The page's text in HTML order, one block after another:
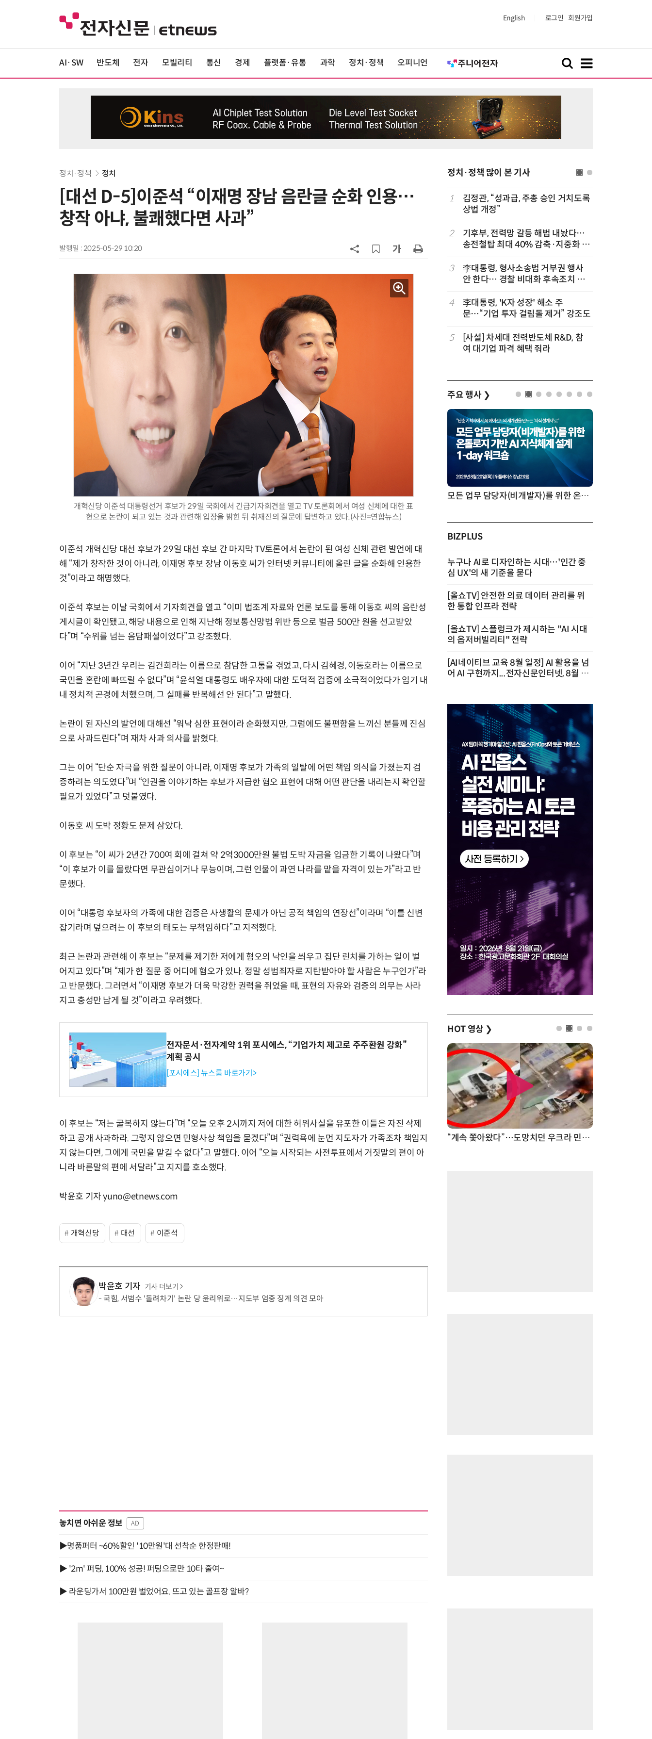
English 로그인 회원가입
AI·SW 반도체 전자 모빌리티 통신 경제 플랫폼·유통 과학 정치·정책 오피니언
정치·정책 정치
[대선 D-5]이준석 “이재명 장남 음란글 순화 인용…
창작 아냐, 불쾌했다면 사과”
발행일 : 2025-05-29 10:20
개혁신당 이준석 대통령선거 후보가 29일 국회에서 긴급기자회견을 열고 TV 토론회에서 여성 신체에 대한 표
현으로 논란이 되고 있는 것과 관련해 입장을 밝힌 뒤 취재진의 질문에 답변하고 있다.(사진=연합뉴스)
이준석 개혁신당 대선 후보가 29일 대선 후보 간 마지막 TV토론에서 논란이 된 여성 신체 관련 발언에 대
해 “제가 창작한 것이 아니라, 이재명 후보 장남 이동호 씨가 인터넷 커뮤니티에 올린 글을 순화해 인용한
것”이라고 해명했다.
이준석 후보는 이날 국회에서 기자회견을 열고 “이미 법조계 자료와 언론 보도를 통해 이동호 씨의 음란성
게시글이 확인됐고, 해당 내용으로 인해 지난해 정보통신망법 위반 등으로 벌금 500만 원을 선고받았
다”며 “수위를 넘는 음담패설이었다”고 강조했다.
이어 “지난 3년간 우리는 김건희라는 이름으로 참담한 고통을 겪었고, 다시 김혜경, 이동호라는 이름으로
국민을 혼란에 빠뜨릴 수 없다”며 “윤석열 대통령도 배우자에 대한 도덕적 검증에 소극적이었다가 임기 내
내 정치적 곤경에 처했으며, 그 실패를 반복해선 안 된다”고 말했다.
논란이 된 자신의 발언에 대해선 “워낙 심한 표현이라 순화했지만, 그럼에도 불편함을 느끼신 분들께 진심
으로 사과드린다”며 재차 사과 의사를 밝혔다.
그는 이어 “단순 자극을 위한 질문이 아니라, 이재명 후보가 가족의 일탈에 어떤 책임 의식을 가졌는지 검
증하려는 의도였다”며 “인권을 이야기하는 후보가 저급한 혐오 표현에 대해 어떤 판단을 내리는지 확인할
필요가 있었다”고 덧붙였다.
이동호 씨 도박 정황도 문제 삼았다.
이 후보는 “이 씨가 2년간 700여 회에 걸쳐 약 2억3000만원 불법 도박 자금을 입금한 기록이 나왔다”며
“이 후보가 이를 몰랐다면 무관심이거나 무능이며, 그런 인물이 과연 나라를 맡을 자격이 있는가”라고 반
문했다.
이어 “대통령 후보자의 가족에 대한 검증은 사생활의 문제가 아닌 공적 책임의 연장선”이라며 “이를 신변
잡기라며 덮으려는 이 후보의 태도는 무책임하다”고 지적했다.
최근 논란과 관련해 이 후보는 “문제를 제기한 저에게 혐오의 낙인을 씌우고 집단 린치를 가하는 일이 벌
어지고 있다”며 “제가 한 질문 중 어디에 혐오가 있나. 정말 성범죄자로 지탄받아야 할 사람은 누구인가”라
고 반문했다. 그러면서 “이재명 후보가 더욱 막강한 권력을 쥐었을 때, 표현의 자유와 검증의 의무는 사라
지고 충성만 남게 될 것”이라고 우려했다.
전자문서·전자계약 1위 포시에스, “기업가치 제고로 주주환원 강화”
계획 공시
[포시에스] 뉴스룸 바로가기>
이 후보는 “저는 굴복하지 않는다”며 “오늘 오후 2시까지 저에 대한 허위사실을 유포한 이들은 자진 삭제
하고 공개 사과하라. 그렇지 않으면 민형사상 책임을 묻겠다”며 “권력욕에 눈먼 지도자가 가족조차 책임지
지 않는다면, 그에게 국민을 맡길 수 없다”고 말했다. 이어 “오늘 시작되는 사전투표에서 거짓말의 편이 아
니라 바른말의 편에 서달라”고 지지를 호소했다.
박윤호 기자 yuno@etnews.com
개혁신당 대선 이준석
박윤호 기자 기사 더보기
국힘, 서범수 '돌려차기' 논란 당 윤리위로…지도부 엄중 징계 의견 모아
놓치면 아쉬운 정보 AD
▶명품퍼터 ~60%할인 '10만원'대 선착순 한정판매!
▶ '2m' 퍼팅, 100% 성공! 퍼팅으로만 10타 줄여~
▶ 라운딩가서 100만원 벌었어요. 뜨고 있는 골프장 알바?
정치·정책 많이 본 기사
6
산업부, 한화오션·에코프로비엠 등
산'에 감세…세제로 산업·자금 지방
동계·소상공인 이의 모두 기각
9
[하반기 업무보고]산업부, 1600조
메가프로젝트 속도전…'산업자원안
보기금' 신설해 공급망 사수
10 李대통령, '1390조 협력' 안고 지구
한 바퀴…귀국 직후 부동산·증시 점
검
1
김정관, “성과급, 주총 승인 거치도록
상법 개정”
2
기후부, 전력망 갈등 해법 내놨다…
송전철탑 최대 40% 감축·지중화 확
3
李대통령, 형사소송법 거부권 행사
안 한다… 경찰 비대화 후속조치 점
4
李대통령, 'K자 성장' 해소 주
문…“기업 투자 걸림돌 제거” 강조도
5
[사설] 차세대 전력반도체 R&D, 참
여 대기업 파격 혜택 줘라
주요 행사 ❯
AI × Design : UX 디자이너의 5가지 생존 전략과 실전 대응 모든 업무 담당자(비개발자)를 위한 온톨로지 기반 AI 지식체계 설계 1-day 워크숍
BIZPLUS
누구나 AI로 디자인하는 시대…'인간 중
심 UX'의 새 기준을 묻다
[올쇼TV] 안전한 의료 데이터 관리를 위
한 통합 인프라 전략
[올쇼TV] 스플렁크가 제시하는 "AI 시대
의 옵저버빌리티" 전략
[AI네이티브 교육 8월 일정] AI 활용을 넘
어 AI 구현까지...전자신문인터넷, 8월 실
HOT 영상 ❯
거미줄 쏘고 자동 회수까지…현실판 스파이더맨 웹 슈터 70년 만에 돌아온 시베리아호랑이…카자흐스탄 야생에 풀렸다 “계속 쫓아왔다”…도망치던 우크라 민간인 공격한 러 자폭 드론